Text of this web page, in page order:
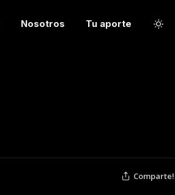
Nosotros Tu aporte
Comparte!